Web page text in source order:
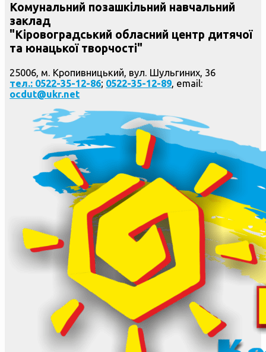
Комунальний позашкільний навчальний
заклад
"Кіровоградський обласний центр дитячої
та юнацької творчості"
25006, м. Кропивницький, вул. Шульгиних, 36
тел.: 0522-35-12-86; 0522-35-12-89, email:
ocdut@ukr.net